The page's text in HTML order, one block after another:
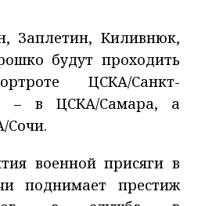
Заплетин, Киливнюк,
будут проходить
ЦСКА/Санкт-
– в ЦСКА/Самара, а
Сочи.
военной присяги в
поднимает престиж